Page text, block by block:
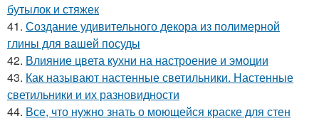
бутылок и стяжек
41. Создание удивительного декора из полимерной
глины для вашей посуды
42. Влияние цвета кухни на настроение и эмоции
43. Как называют настенные светильники. Настенные
светильники и их разновидности
44. Все, что нужно знать о моющейся краске для стен